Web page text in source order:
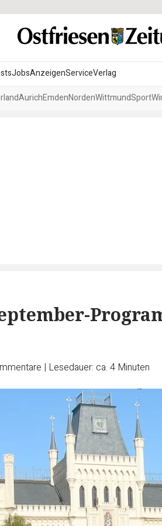
JobsAnzeigenServiceVerlag
AurichEmdenNordenWittmundSport
| Lesedauer: ca. 4 Minuten